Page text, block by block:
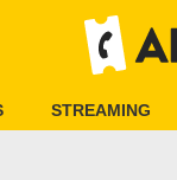
STREAMING